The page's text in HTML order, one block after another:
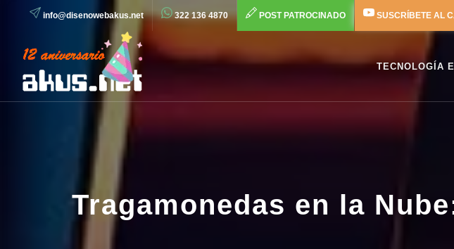
info@disenowebakus.net 322 136 4870 POST PATROCINADO SUSCRÍBETE AL
TECNOLOGÍA
Tragamonedas en la